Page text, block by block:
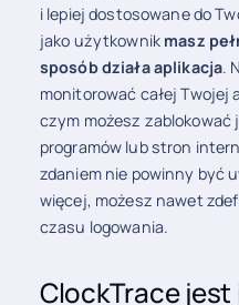
i lepiej dostosowane do
jako użytkownik masz
sposób działa aplikacja.
monitorować całej
czym możesz
programów lub stron
zdaniem nie powinny być
więcej, możesz nawet
czasu logowania.
ClockTrace